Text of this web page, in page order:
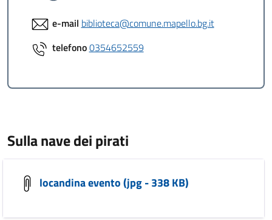
e-mail biblioteca@comune.mapello.bg.it
telefono0354652559
Sulla nave dei pirati
locandina evento (jpg - 338 KB)